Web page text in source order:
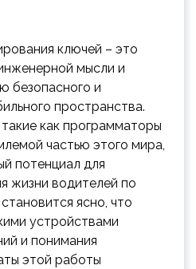
ключей – это
мысли и
безопасного и
пространства.
как программаторы
частью этого мира,
потенциал для
жизни водителей по
ясно, что
устройствами
и понимания
этой работы